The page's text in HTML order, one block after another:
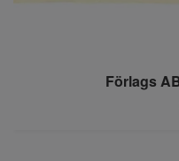
Förlags